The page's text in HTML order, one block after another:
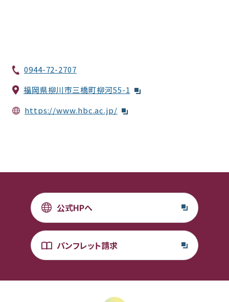
0944-72-2707
福岡県柳川市三橋町柳河55-1
https://www.hbc.ac.jp/
公式HPへ
パンフレット請求